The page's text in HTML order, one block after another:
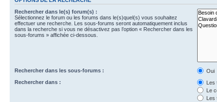
Rechercher dans le(s) forum(s) :
Sélectionnez le forum ou les forums dans le(s)quel(s) vous souhaitez
effectuer une recherche. Les sous-forums seront automatiquement inclus
dans la recherche si vous ne désactivez pas l’option « Rechercher dans les
sous-forums » affichée ci-dessous.
Rechercher dans les sous-forums :
Oui
Rechercher dans :
Les
Le
Les